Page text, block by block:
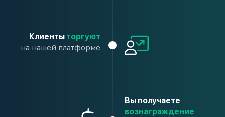
Клиенты торгуют
на нашей платформе
Вы получаете
вознаграждение